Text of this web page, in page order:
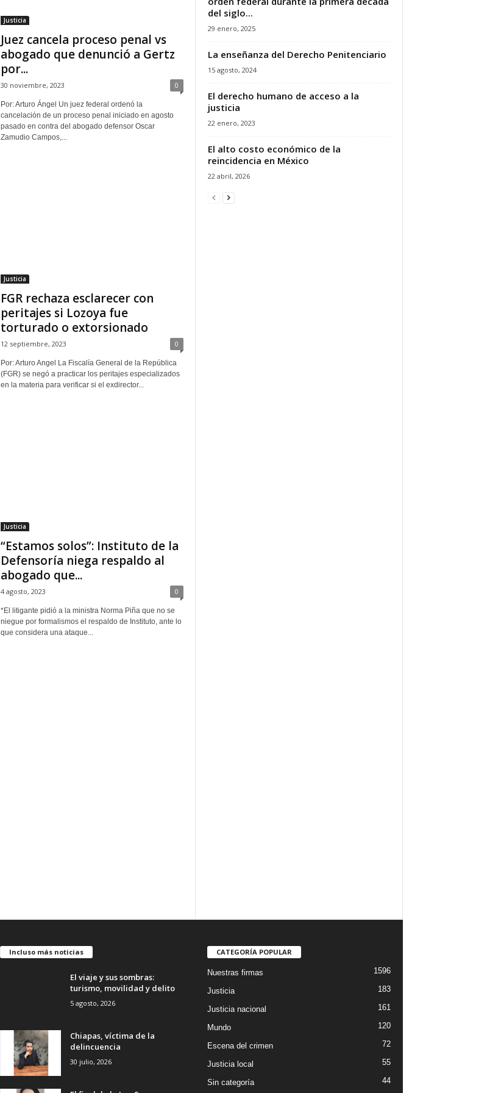
Justicia
Juez cancela proceso penal vs
abogado que denunció a Gertz
por...
30 noviembre, 2023 0
Por: Arturo Ángel Un juez federal ordenó la
cancelación de un proceso penal iniciado en agosto
pasado en contra del abogado defensor Oscar
Zamudio Campos,...
Justicia
FGR rechaza esclarecer con
peritajes si Lozoya fue
torturado o extorsionado
12 septiembre, 2023 0
Por: Arturo Angel La Fiscalía General de la República
(FGR) se negó a practicar los peritajes especializados
en la materia para verificar si el exdirector...
Justicia
“Estamos solos”: Instituto de la
Defensoría niega respaldo al
abogado que...
4 agosto, 2023 0
*El litigante pidió a la ministra Norma Piña que no se
niegue por formalismos el respaldo de Instituto, ante lo
que considera una ataque...
del siglo...
29 enero, 2025
La enseñanza del Derecho Penitenciario
15 agosto, 2024
El derecho humano de acceso a la
justicia
22 enero, 2023
El alto costo económico de la
reincidencia en México
22 abril, 2026
Incluso más noticias
El viaje y sus sombras:
turismo, movilidad y delito
5 agosto, 2026
Chiapas, víctima de la
delincuencia
30 julio, 2026
CATEGORÍA POPULAR
Nuestras firmas 1596
Justicia 183
Justicia nacional 161
Mundo 120
Escena del crimen 72
Justicia local 55
Sin categoría 44